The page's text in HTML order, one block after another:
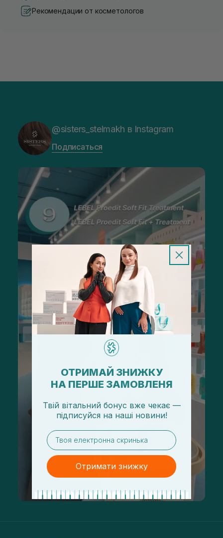
Рекомендации от косметологов
@sisters_stelmakh в Instagram
Подписаться
ОТРИМАЙ ЗНИЖКУ
НА ПЕРШЕ ЗАМОВЛЕНЯ
Твій вітальний бонус вже чекає —
підписуйся на наші новини!
email
Отримати знижку